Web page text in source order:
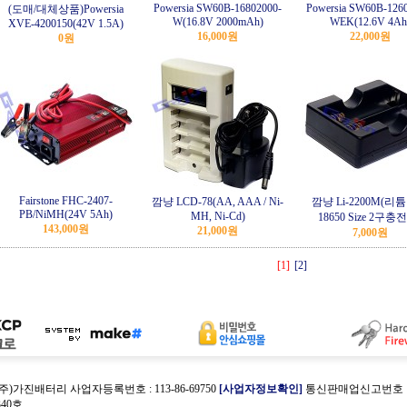
(도매/대체상품)Powersia
XVE-4200150(42V 1.5A)
0원
Powersia SW60B-16802000-
W(16.8V 2000mAh)
16,000원
Powersia SW60B-
WEK(12.6V
22,000원
Fairstone FHC-2407-
PB/NiMH(24V 5Ah)
143,000원
깜냥 LCD-78(AA, AAA / Ni-
MH, Ni-Cd)
21,000원
깜냥 Li-2200M(리
18650 Size 2구충
7,000원
[1] [2]
)가진배터리 사업자등록번호 : 113-86-69750 [사업자정보확인] 통신판매업신고번호
호